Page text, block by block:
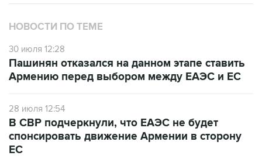
НОВОСТИ ПО ТЕМЕ
30 июля 12:28
Пашинян отказался на данном этапе ставить
Армению перед выбором между ЕАЭС и ЕС
28 июля 12:54
В СВР подчеркнули, что ЕАЭС не будет
спонсировать движение Армении в сторону
ЕС